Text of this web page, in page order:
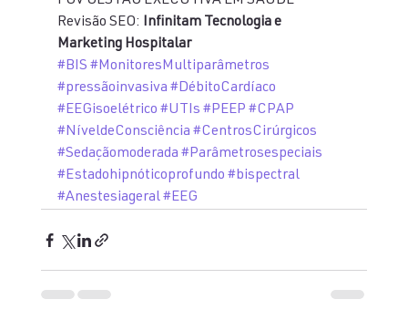
Revisão SEO: Infinitam Tecnologia e
Marketing Hospitalar
#BIS #MonitoresMultiparâmetros
#pressãoinvasiva #DébitoCardíaco
#EEGisoelétrico #UTIs #PEEP #CPAP
#NíveldeConsciência #CentrosCirúrgicos
#Sedaçãomoderada #Parâmetrosespeciais
#Estadohipnóticoprofundo #bispectral
#Anestesiageral #EEG